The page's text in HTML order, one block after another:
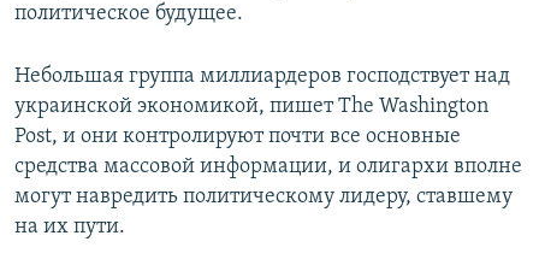
политическое будущее.
Небольшая группа миллиардеров господствует над
украинской экономикой, пишет The Washington
Post, и они контролируют почти все основные
средства массовой информации, и олигархи вполне
могут навредить политическому лидеру, ставшему
на их пути.